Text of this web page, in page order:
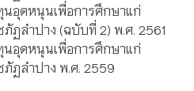
นอุดหนุนเพื่อการศึกษาแก่
ฏลำปาง (ฉบับที่ 2) พ.ศ. 2561
นอุดหนุนเพื่อการศึกษาแก่
ฏลำปาง พ.ศ. 2559